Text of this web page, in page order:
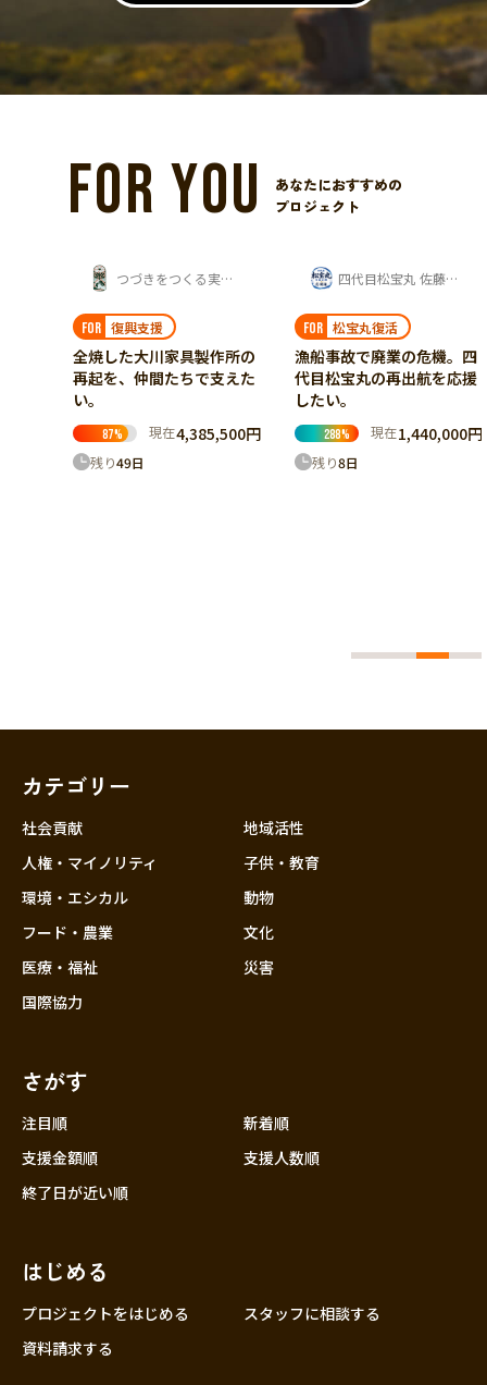
FOR YOU
あなたにおすすめの
プロジェクト
つづきをつくる実行委員会
FOR 復興支援
全焼した大川家具製作所の
再起を、仲間たちで支えた
い。
87% 現在4,385,500円
残り49日
四代目松宝丸 佐藤正勝 応援隊
FOR 松宝丸復活
漁船事故で廃業の危機。四
代目松宝丸の再出航を応援
したい。
288% 現在1,440,000円
残り8日
カテゴリー
社会貢献
人権・マイノリティ
環境・エシカル
フード・農業
医療・福祉
国際協力
地域活性
子供・教育
動物
文化
災害
さがす
注目順
新着順
支援金額順
支援人数順
終了日が近い順
はじめる
プロジェクトをはじめる
スタッフに相談する
資料請求する